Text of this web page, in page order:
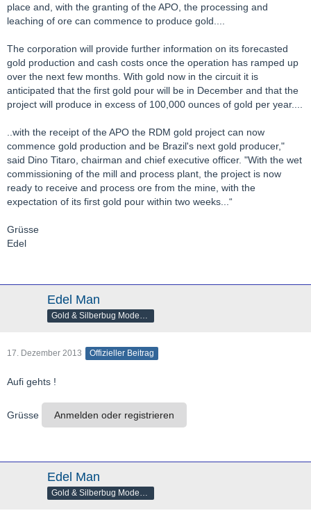
place and, with the granting of the APO, the processing and
leaching of ore can commence to produce gold....
The corporation will provide further information on its forecasted
gold production and cash costs once the operation has ramped up
over the next few months. With gold now in the circuit it is
anticipated that the first gold pour will be in December and that the
project will produce in excess of 100,000 ounces of gold per year....
..with the receipt of the APO the RDM gold project can now
commence gold production and be Brazil's next gold producer,"
said Dino Titaro, chairman and chief executive officer. "With the wet
commissioning of the mill and process plant, the project is now
ready to receive and process ore from the mine, with the
expectation of its first gold pour within two weeks...“
Grüsse
Edel
Edel Man
Gold & Silberbug Moderator
17. Dezember 2013 Offizieller Beitrag
Aufi gehts !
Grüsse Anmelden oder registrieren
Edel Man
Gold & Silberbug Moderator